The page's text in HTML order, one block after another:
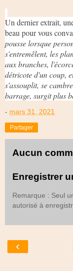
Un dernier extrait,
beau pour vous
pousse lorsque
s'entremêlent, les
aux branches,
détricote d'un coup,
s'assouplit, se
barrage, surgit plus
- mars 31, 2021
Partager
Aucun
Enregistrer
Remarque : Seul
autorisé à
‹